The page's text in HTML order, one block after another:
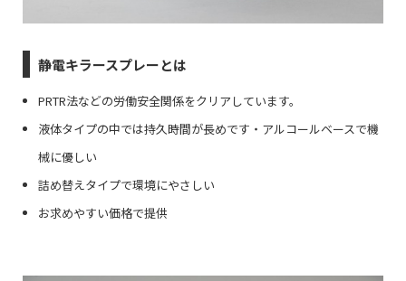
静電キラースプレーとは
PRTR法などの労働安全関係をクリアしています。
液体タイプの中では持久時間が長めです・アルコールベースで機
械に優しい
詰め替えタイプで環境にやさしい
お求めやすい価格で提供